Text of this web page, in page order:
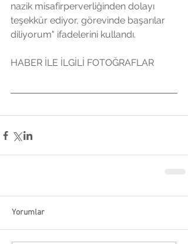
nazik misafirperverliğinden dolayı
teşekkür ediyor, görevinde başarılar
diliyorum" ifadelerini kullandı.
HABER İLE İLGİLİ FOTOĞRAFLAR
Yorumlar